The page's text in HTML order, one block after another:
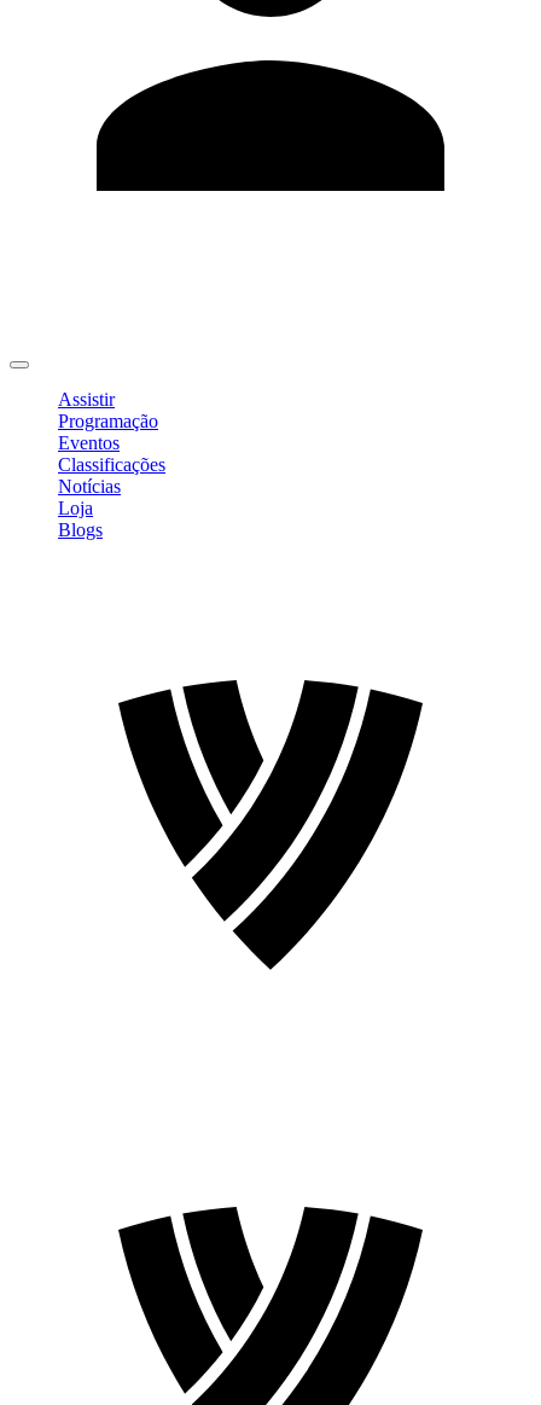
Assistir
Programação
Eventos
Classificações
Notícias
Loja
Blogs